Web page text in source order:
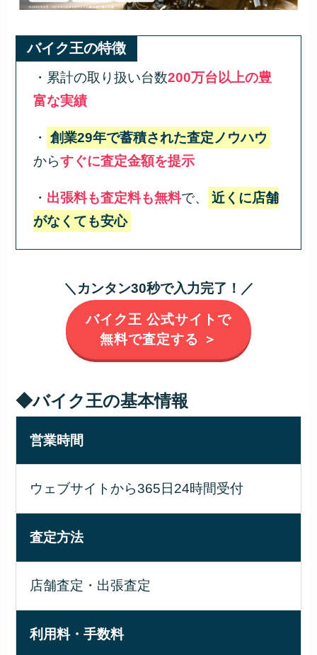
バイク王の特徴
・累計の取り扱い台数200万台以上の豊
富な実績
・ 創業29年で蓄積された査定ノウハウ
からすぐに査定金額を提示
・ 出張料も査定料も無料で、
近くに店舗
がなくても安心
＼カンタン30秒で入力完了！／
バイク王 公式サイトで
無料で査定する ＞
◆バイク王の基本情報
営業時間
ウェブサイトから365日24時間受付
査定方法
店舗査定・出張査定
利用料・手数料